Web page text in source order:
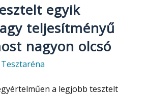
egyik
teljesítményű
nagyon olcsó
Tesztaréna
a legjobb tesztelt